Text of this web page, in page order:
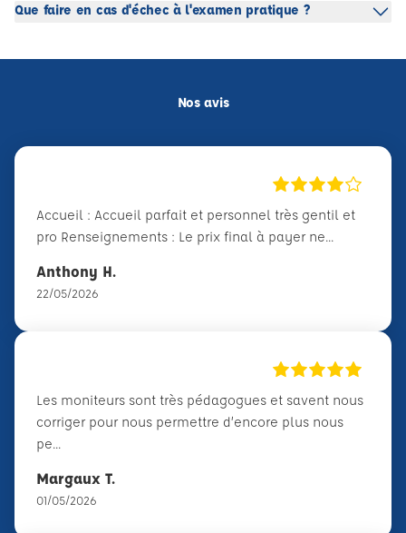
Que faire en cas d'échec à l'examen pratique ?
Nos avis
Accueil : Accueil parfait et personnel très gentil et
pro Renseignements : Le prix final à payer ne...
Anthony H.
22/05/2026
Les moniteurs sont très pédagogues et savent nous
corriger pour nous permettre d’encore plus nous
pe...
Margaux T.
01/05/2026